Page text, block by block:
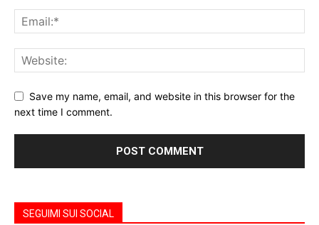
Save my name, email, and website in this browser for the
next time I comment.
SEGUIMI SUI SOCIAL